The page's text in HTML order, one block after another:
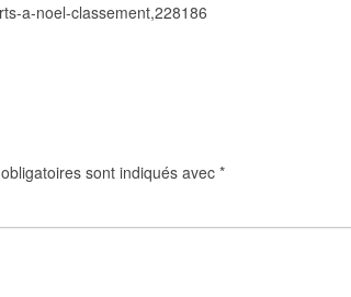
a-noel-classement,228186
sont indiqués avec*